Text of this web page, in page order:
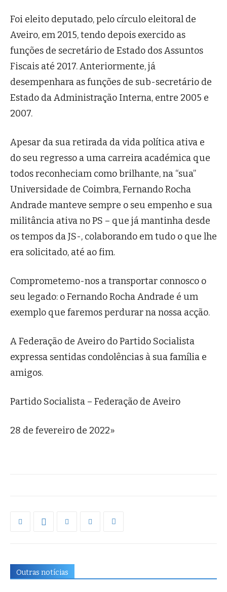
Foi eleito deputado, pelo círculo eleitoral de
Aveiro, em 2015, tendo depois exercido as
funções de secretário de Estado dos Assuntos
Fiscais até 2017. Anteriormente, já
desempenhara as funções de sub-secretário de
Estado da Administração Interna, entre 2005 e
2007.
Apesar da sua retirada da vida política ativa e
do seu regresso a uma carreira académica que
todos reconheciam como brilhante, na “sua”
Universidade de Coimbra, Fernando Rocha
Andrade manteve sempre o seu empenho e sua
militância ativa no PS – que já mantinha desde
os tempos da JS-, colaborando em tudo o que lhe
era solicitado, até ao fim.
Comprometemo-nos a transportar connosco o
seu legado: o Fernando Rocha Andrade é um
exemplo que faremos perdurar na nossa acção.
A Federação de Aveiro do Partido Socialista
expressa sentidas condolências à sua família e
amigos.
Partido Socialista – Federação de Aveiro
28 de fevereiro de 2022»
Outras notícias